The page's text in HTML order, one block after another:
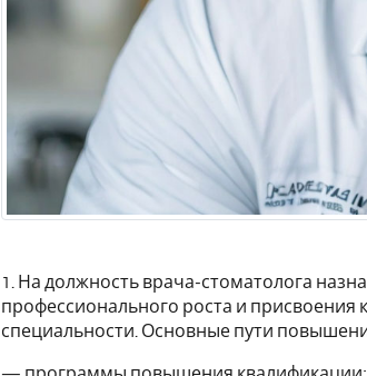
1. На должность врача-стоматолога
профессионального роста и присвоения
специальности. Основные пути